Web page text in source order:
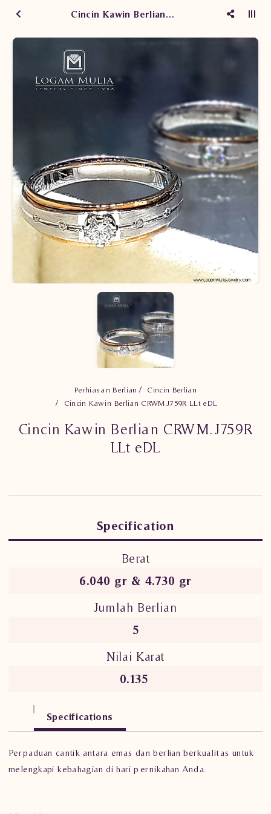
Cincin Kawin Berlian CRWM.J759R LLt eDL
Perhiasan Berlian
Cincin Berlian
Cincin Kawin Berlian CRWM.J759R LLt eDL
Cincin Kawin Berlian CRWM.J759R
LLt eDL
Specification
Berat
6.040 gr & 4.730 gr
Jumlah Berlian
5
Nilai Karat
0.135
Specifications
Perpaduan cantik antara emas dan berlian berkualitas untuk
melengkapi kebahagian di hari pernikahan Anda.